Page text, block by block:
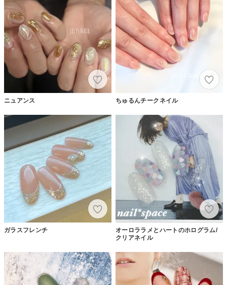
ニュアンス ちゅるんチークネイル
ガラスフレンチ
オーロララメとハートのホログラム/
クリアネイル